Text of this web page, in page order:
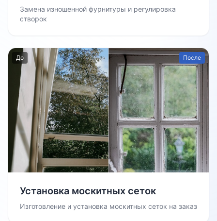
Замена изношенной фурнитуры и регулировка
створок
До После
Установка москитных сеток
Изготовление и установка москитных сеток на заказ